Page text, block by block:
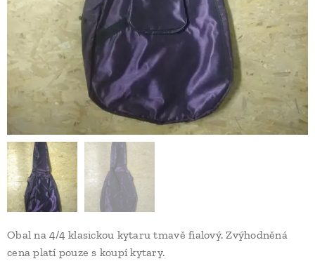
Obal na 4/4 klasickou kytaru tmavě fialový. Zvýhodněná
cena platí pouze s koupí kytary.